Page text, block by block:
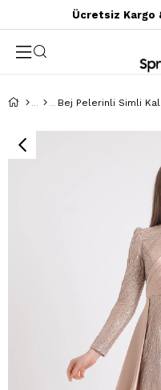
Ücretsiz Kargo
Bej Pelerinli Simli